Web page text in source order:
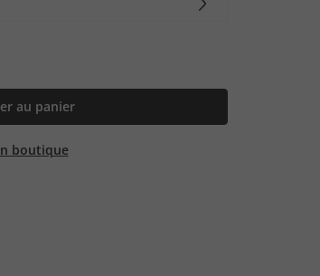
au panier
boutique